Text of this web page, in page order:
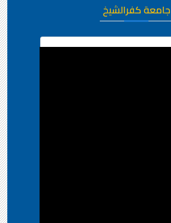
جامعة كفرالشيخ